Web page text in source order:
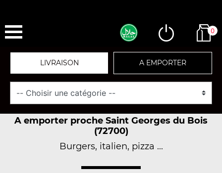
0
LIVRAISON A EMPORTER
A emporter proche Saint Georges du Bois
(72700)
Burgers, italien, pizza ...